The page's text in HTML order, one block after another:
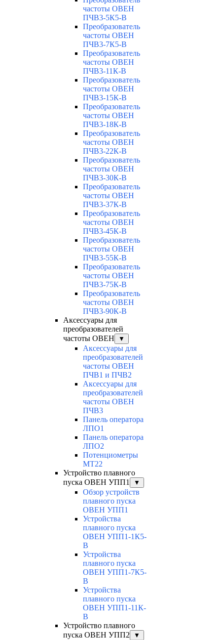
частоты ОВЕН
ПЧВ3-5К5-В
Преобразователь
частоты ОВЕН
ПЧВ3-7К5-В
Преобразователь
частоты ОВЕН
ПЧВ3-11К-В
Преобразователь
частоты ОВЕН
ПЧВ3-15К-В
Преобразователь
частоты ОВЕН
ПЧВ3-18К-В
Преобразователь
частоты ОВЕН
ПЧВ3-22К-В
Преобразователь
частоты ОВЕН
ПЧВ3-30К-В
Преобразователь
частоты ОВЕН
ПЧВ3-37К-В
Преобразователь
частоты ОВЕН
ПЧВ3-45К-В
Преобразователь
частоты ОВЕН
ПЧВ3-55К-В
Преобразователь
частоты ОВЕН
ПЧВ3-75К-В
Преобразователь
частоты ОВЕН
ПЧВ3-90К-В
Аксессуары для
преобразователей
частоты ОВЕН
▼
Аксессуары для
преобразователей
частоты ОВЕН
ПЧВ1 и ПЧВ2
Аксессуары для
преобразователей
частоты ОВЕН
ПЧВ3
Панель оператора
ЛПО1
Панель оператора
ЛПО2
Потенциометры
MT22
Устройство плавного
пуска ОВЕН УПП1
▼
Обзор устройств
плавного пуска
ОВЕН УПП1
Устройства
плавного пуска
ОВЕН УПП1-1К5-
В
Устройства
плавного пуска
ОВЕН УПП1-7К5-
В
Устройства
плавного пуска
ОВЕН УПП1-11К-
В
Устройство плавного
пуска ОВЕН УПП2
▼